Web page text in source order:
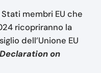
Stati membri EU che
ricopriranno la
dell’Unione EU
on